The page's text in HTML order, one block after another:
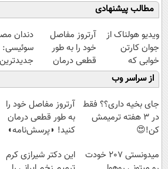
مطالب پیشنهادی
ویدیو هولناک از
جوان کارتن
خوابی که
میلیاردر شد.
آموزش رایگان
آرتروز مفاصل
خود را به طور
قطعی درمان
کنید!
◗پرسش‌نامه◖
دندان
سوئیسی:
جدیدترین
فناوری
سبک و
پرداخت
از سراسر وب
جای بخیه داری؟؟ فقط
در 3 هفته ترمیمش
کن!😍
آرتروز مفاصل خود را
به طور قطعی درمان
کنید! ◗پرسش‌نامه◖
میدونستی 207 خودت
این دکتر شیرازی کرم